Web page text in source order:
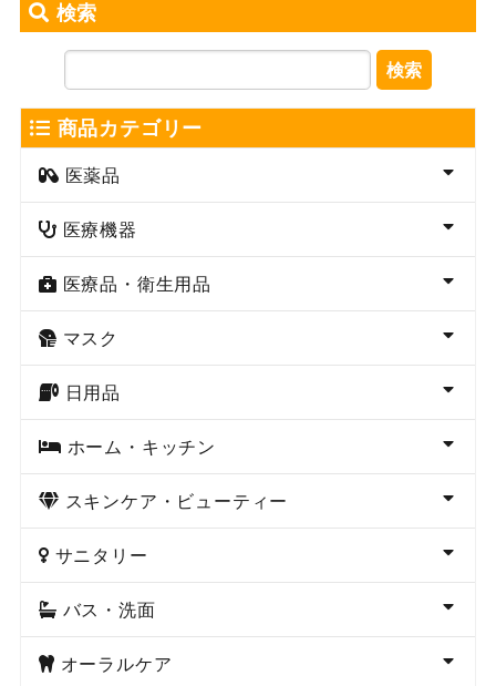
検索
検索
商品カテゴリー
医薬品
医療機器
医療品・衛生用品
マスク
日用品
ホーム・キッチン
スキンケア・ビューティー
サニタリー
バス・洗面
オーラルケア